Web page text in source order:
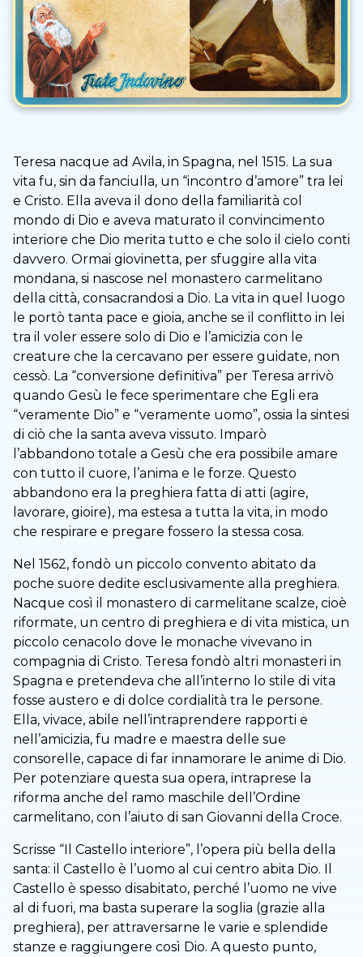
Teresa nacque ad Avila, in Spagna, nel 1515. La sua
vita fu, sin da fanciulla, un “incontro d’amore” tra lei
e Cristo. Ella aveva il dono della familiarità col
mondo di Dio e aveva maturato il convincimento
interiore che Dio merita tutto e che solo il cielo conti
davvero. Ormai giovinetta, per sfuggire alla vita
mondana, si nascose nel monastero carmelitano
della città, consacrandosi a Dio. La vita in quel luogo
le portò tanta pace e gioia, anche se il conflitto in lei
tra il voler essere solo di Dio e l’amicizia con le
creature che la cercavano per essere guidate, non
cessò. La “conversione definitiva” per Teresa arrivò
quando Gesù le fece sperimentare che Egli era
“veramente Dio” e “veramente uomo”, ossia la sintesi
di ciò che la santa aveva vissuto. Imparò
l’abbandono totale a Gesù che era possibile amare
con tutto il cuore, l’anima e le forze. Questo
abbandono era la preghiera fatta di atti (agire,
lavorare, gioire), ma estesa a tutta la vita, in modo
che respirare e pregare fossero la stessa cosa.
Nel 1562, fondò un piccolo convento abitato da
poche suore dedite esclusivamente alla preghiera.
Nacque così il monastero di carmelitane scalze, cioè
riformate, un centro di preghiera e di vita mistica, un
piccolo cenacolo dove le monache vivevano in
compagnia di Cristo. Teresa fondò altri monasteri in
Spagna e pretendeva che all’interno lo stile di vita
fosse austero e di dolce cordialità tra le persone.
Ella, vivace, abile nell’intraprendere rapporti e
nell’amicizia, fu madre e maestra delle sue
consorelle, capace di far innamorare le anime di Dio.
Per potenziare questa sua opera, intraprese la
riforma anche del ramo maschile dell’Ordine
carmelitano, con l’aiuto di san Giovanni della Croce.
Scrisse “Il Castello interiore”, l’opera più bella della
santa: il Castello è l’uomo al cui centro abita Dio. Il
Castello è spesso disabitato, perché l’uomo ne vive
al di fuori, ma basta superare la soglia (grazie alla
preghiera), per attraversarne le varie e splendide
stanze e raggiungere così Dio. A questo punto,